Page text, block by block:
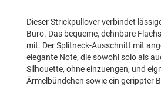
Dieser Strickpullover verbindet
Büro. Das bequeme, dehnbare
mit. Der Splitneck-Ausschnitt mit
elegante Note, die sowohl solo als
Silhouette, ohne einzuengen, und
Ärmelbündchen sowie ein gerippter